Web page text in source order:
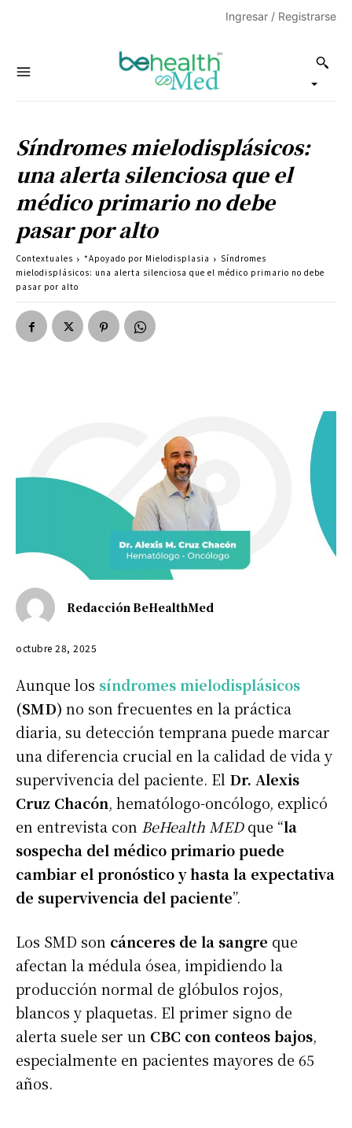
Ingresar / Registrarse
Síndromes mielodisplásicos:
una alerta silenciosa que el
médico primario no debe
pasar por alto
Contextuales *Apoyado por Mielodisplasia
Síndromes
mielodisplásicos: una alerta silenciosa que el médico primario no debe
pasar por alto
Redacción BeHealthMed
octubre 28, 2025
Aunque los síndromes mielodisplásicos
(SMD) no son frecuentes en la práctica
diaria, su detección temprana puede marcar
una diferencia crucial en la calidad de vida y
supervivencia del paciente. El Dr. Alexis
Cruz Chacón, hematólogo-oncólogo, explicó
en entrevista con BeHealth MEDque “la
sospecha del médico primario puede
cambiar el pronóstico y hasta la expectativa
de supervivencia del paciente”.
Los SMD son cánceres de la sangre que
afectan la médula ósea, impidiendo la
producción normal de glóbulos rojos,
blancos y plaquetas. El primer signo de
alerta suele ser un CBC con conteos bajos,
especialmente en pacientes mayores de 65
años.